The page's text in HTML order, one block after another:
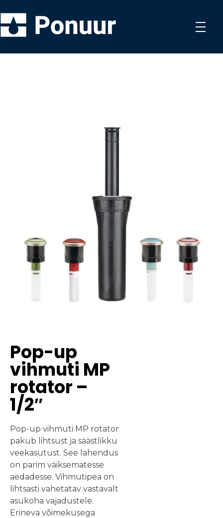
Pop-up
vihmuti MP
rotator –
1/2″
Pop-up vihmuti MP rotator
pakub lihtsust ja säästlikku
veekasutust. See lahendus
on parim väiksematesse
aedadesse. Vihmutipea on
lihtsasti vahetatav vastavalt
asukoha vajadustele.
Erineva võimekusega